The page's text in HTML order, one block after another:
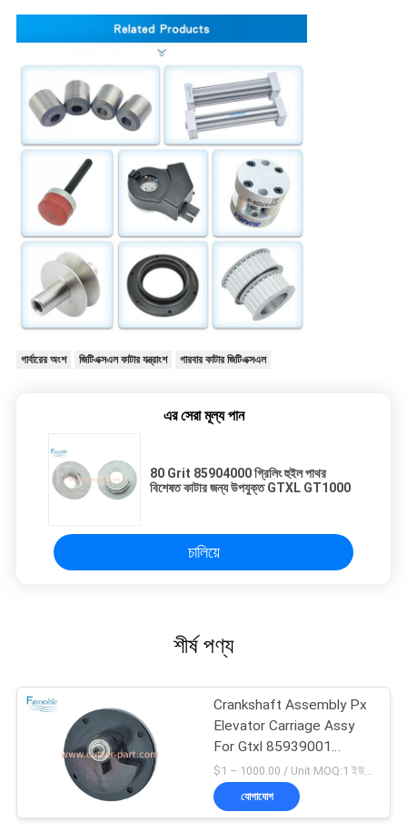
গার্বারের অংশ জিটিএক্সএল কাটার যন্ত্রাংশ গারবার কাটার জিটিএক্সএল
এর সেরা মূল্য পান
80 Grit 85904000 গ্রিলিং হুইল পাথর
বিশেষত কাটার জন্য উপযুক্ত GTXL GT1000
চালিয়ে
শীর্ষ পণ্য
Crankshaft Assembly Px
Elevator Carriage Assy
For Gtxl 85939001
এইচটিএক্সএল 85939001 এর
জন্য ক্র্যাঙ্কশ্যাফ্ট সমাবেশ
$1 – 1000.00 / Unit MOQ:1 ইউনিট/ইউনিট অবহেলিত
যোগাযোগ